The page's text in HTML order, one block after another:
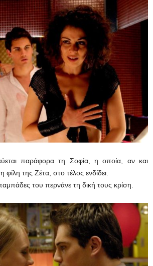
παράφορα τη Σοφία, η οποία, αν και
φίλη της Ζέτα, στο τέλος ενδίδει.
του περνάνε τη δική τους κρίση.